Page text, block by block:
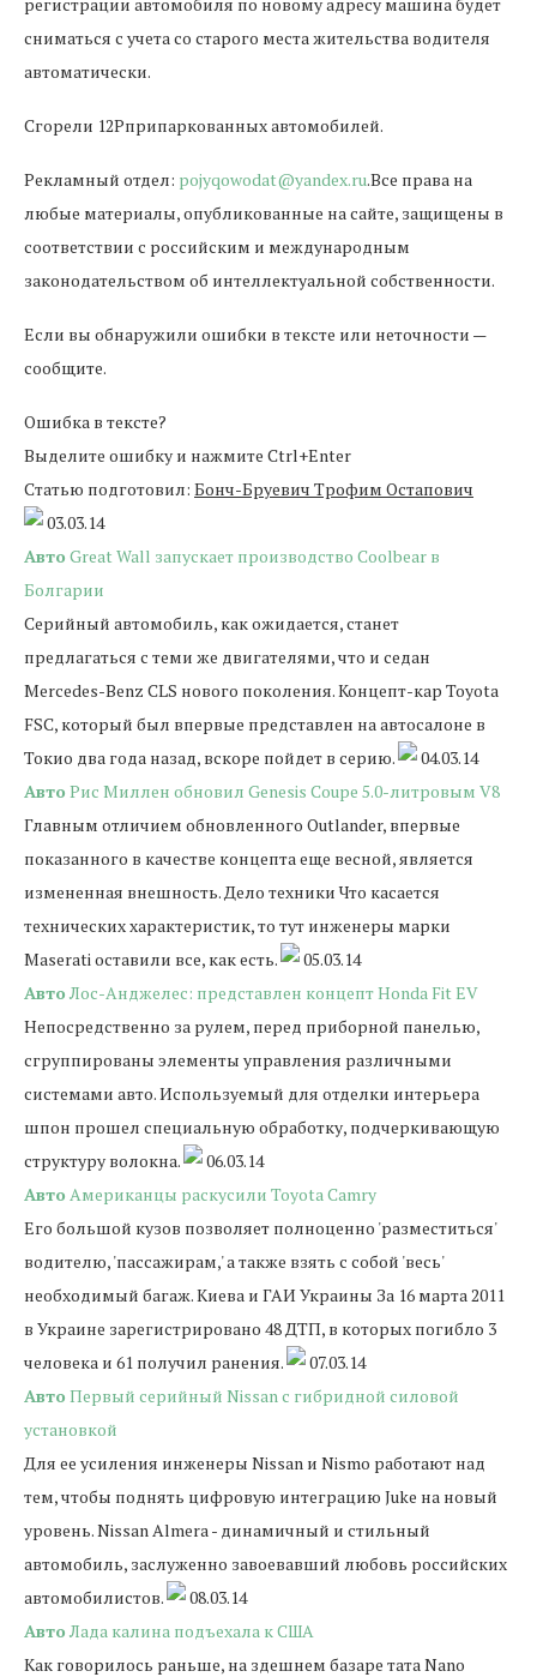
сниматься с учета со старого места жительства водителя
автоматически.
Сгорели 12Pприпаркованных автомобилей.
Рекламный отдел: pojyqowodat@yandex.ru.Все права на
любые материалы, опубликованные на сайте, защищены в
соответствии с российским и международным
законодательством об интеллектуальной собственности.
Если вы обнаружили ошибки в тексте или неточности —
сообщите.
Ошибка в тексте?
Выделите ошибку и нажмите Ctrl+Enter
Статью подготовил: Бонч-Бруевич Трофим Остапович
03.03.14
Авто Great Wall запускает производство Coolbear в
Болгарии
Серийный автомобиль, как ожидается, станет
предлагаться с теми же двигателями, что и седан
Mercedes-Benz CLS нового поколения. Концепт-кар Toyota
FSC, который был впервые представлен на автосалоне в
Токио два года назад, вскоре пойдет в серию.
04.03.14
Авто Рис Миллен обновил Genesis Coupe 5.0-литровым V8
Главным отличием обновленного Outlander, впервые
показанного в качестве концепта еще весной, является
измененная внешность. Дело техники Что касается
технических характеристик, то тут инженеры марки
Maserati оставили все, как есть.
05.03.14
Авто Лос-Анджелес: представлен концепт Honda Fit EV
Непосредственно за рулем, перед приборной панелью,
сгруппированы элементы управления различными
системами авто. Используемый для отделки интерьера
шпон прошел специальную обработку, подчеркивающую
структуру волокна.
06.03.14
Авто Американцы раскусили Toyota Camry
Его большой кузов позволяет полноценно 'разместиться'
водителю, 'пассажирам,' а также взять с собой 'весь'
необходимый багаж. Киева и ГАИ Украины За 16 марта 2011
в Украине зарегистрировано 48 ДТП, в которых погибло 3
человека и 61 получил ранения.
07.03.14
Авто Первый серийный Nissan c гибридной силовой
установкой
Для ее усиления инженеры Nissan и Nismo работают над
тем, чтобы поднять цифровую интеграцию Juke на новый
уровень. Nissan Almera - динамичный и стильный
автомобиль, заслуженно завоевавший любовь российских
автомобилистов.
08.03.14
Авто Лада калина подъехала к США
Как говорилось раньше, на здешнем базаре тата Nano